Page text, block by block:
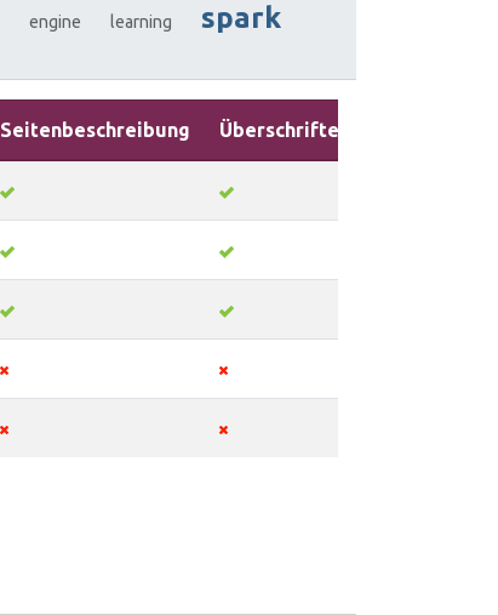
engine learning spark
Seitenbeschreibung Überschriften